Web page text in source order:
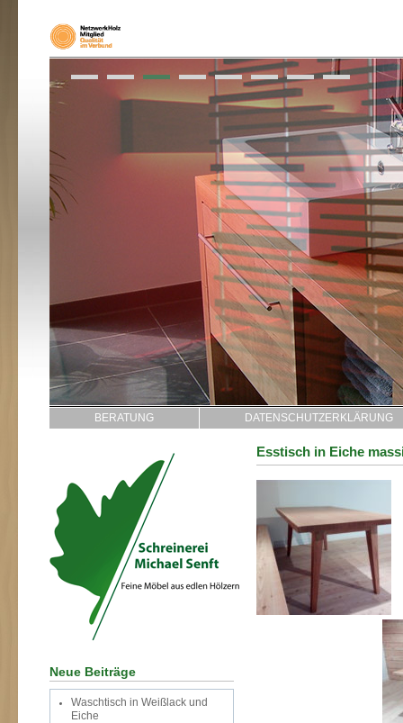
BERATUNG DATENSCHUTZERKLÄRUNG
Neue Beiträge
Waschtisch in Weißlack und
Eiche
Esstisch in Eiche